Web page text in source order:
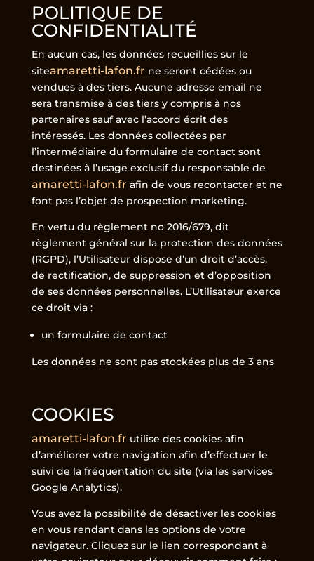
POLITIQUE DE
CONFIDENTIALITÉ
En aucun cas, les données recueillies sur le
siteamaretti-lafon.fr ne seront cédées ou
vendues à des tiers. Aucune adresse email ne
sera transmise à des tiers y compris à nos
partenaires sauf avec l’accord écrit des
intéressés. Les données collectées par
l’intermédiaire du formulaire de contact sont
destinées à l’usage exclusif du responsable de
amaretti-lafon.fr afin de vous recontacter et ne
font pas l’objet de prospection marketing.
En vertu du règlement no 2016/679, dit
règlement général sur la protection des données
(RGPD), l’Utilisateur dispose d’un droit d’accès,
de rectification, de suppression et d’opposition
de ses données personnelles. L’Utilisateur exerce
ce droit via :
un formulaire de contact
Les données ne sont pas stockées plus de 3 ans
COOKIES
amaretti-lafon.fr utilise des cookies afin
d’améliorer votre navigation afin d’effectuer le
suivi de la fréquentation du site (via les services
Google Analytics).
Vous avez la possibilité de désactiver les cookies
en vous rendant dans les options de votre
navigateur. Cliquez sur le lien correspondant à